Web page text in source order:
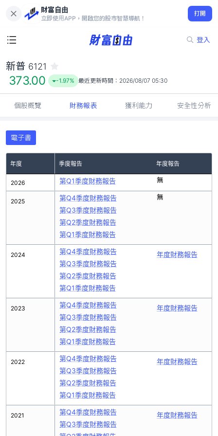
財富自由
立即使用APP，開啟您的股市智慧導航！
打開
登入
373.00
-1.97%
新普 6121
373.00 -1.97% 最近更新時間： 2026/08/07 05:30
個股概覽 財務報表 獲利能力 安全性分析
電子書
年度 季度報告 年度報告
2026
2025
2024
2023
2022
2021
第Q1季度財務報告 無
第Q4季度財務報告
第Q3季度財務報告
第Q2季度財務報告
第Q1季度財務報告
無
第Q4季度財務報告
第Q3季度財務報告
第Q2季度財務報告
第Q1季度財務報告
年度財務報告
第Q4季度財務報告
第Q3季度財務報告
第Q2季度財務報告
第Q1季度財務報告
年度財務報告
第Q4季度財務報告
第Q3季度財務報告
第Q2季度財務報告
第Q1季度財務報告
年度財務報告
第Q4季度財務報告
第Q3季度財務報告
年度財務報告